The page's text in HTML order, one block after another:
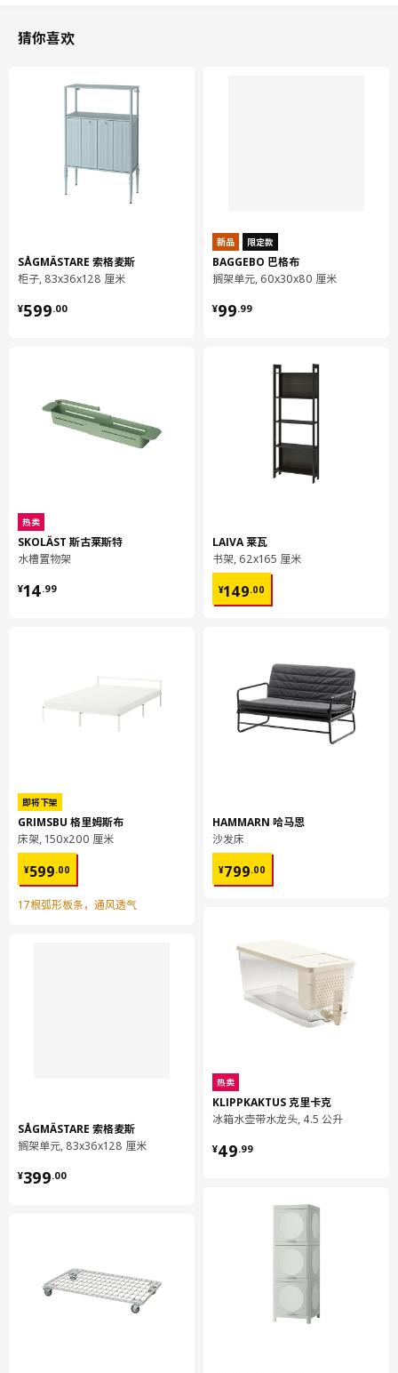
可为物品提供保护，并保持它们整齐摆放。
商品尺寸和包装信息
面积
包装信息
高度
0 厘米
长度
0.5 公升
0.06 公斤
不能水洗
勿漂白
勿熨烫
100%聚酯纤维
猜你喜欢
SÅGMÄSTARE 索格麦斯
柜子, 83x36x128 厘米
¥599.00
¥ 599.00
热卖
SKOLÄST 斯古莱斯特
水槽置物架
¥14.99
¥ 14.99
即将下架
GRIMSBU 格里姆斯布
床架, 150x200 厘米
¥599.00
¥ 599.00
17根弧形板条，通风透气
SÅGMÄSTARE 索格麦斯
搁架单元, 83x36x128 厘米
¥399.00
¥ 399.00
新品 限定款
BAGGEBO 巴格布
搁架单元, 60x30x80 厘米
¥99.99
¥ 99.99
LAIVA 莱瓦
书架, 62x165 厘米
¥149.00
¥ 149.00
HAMMARN 哈马恩
沙发床
¥799.00
¥ 799.00
热卖
KLIPPKAKTUS 克里卡克
冰箱水壶带水龙头, 4.5 公升
¥49.99
¥ 49.99